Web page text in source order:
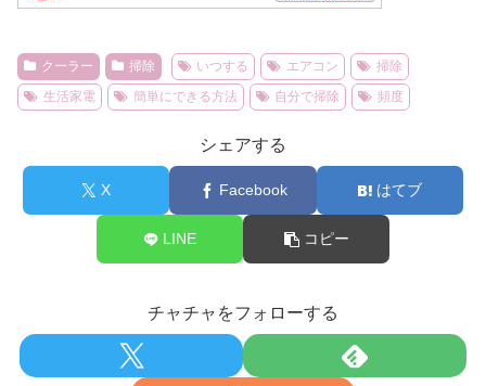
クーラー 掃除 いつする エアコン
掃除
生活家電
簡単にできる方法 自分で掃除 頻度
シェアする
X Facebook はてブ
LINE コピー
チャチャをフォローする